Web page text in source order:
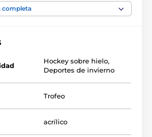
trofeo puede entregarse en un estuche de
Tenga en cuenta que el estuche no está
completa
Hockey sobre hielo,
Deportes de invierno
Trofeo
acrílico